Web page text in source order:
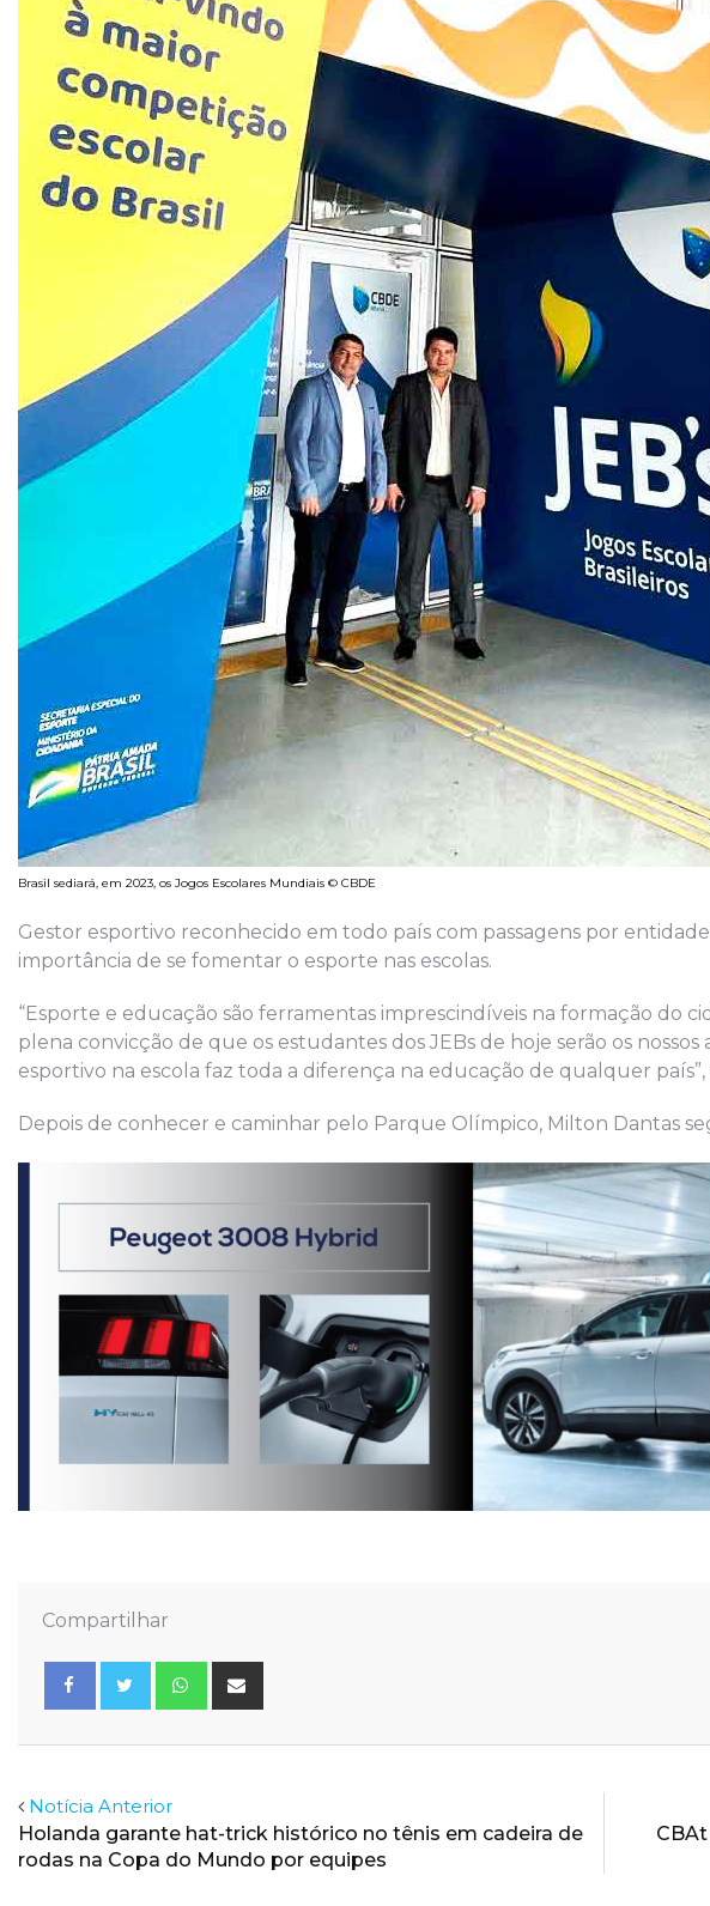
Brasil sediará, em 2023, os Jogos Escolares Mundiais © CBDE
Gestor esportivo reconhecido em todo país com passagens por
importância de se fomentar o esporte nas escolas.
“Esporte e educação são ferramentas imprescindíveis na formação do
plena convicção de que os estudantes dos JEBs de hoje serão os
esportivo na escola faz toda a diferença na educação de qualquer
Depois de conhecer e caminhar pelo Parque Olímpico, Milton Dantas
Compartilhar
Whatsapp
Notícia Anterior
Holanda garante hat-trick histórico no tênis em cadeira de
rodas na Copa do Mundo por equipes